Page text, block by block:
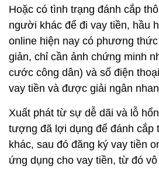
Hoặc có tình trạng đánh cắp
người khác để đi vay tiền, hầu
online hiện nay có phương
giản, chỉ cần ảnh chứng minh
cước công dân) và số điện
vay tiền và được giải ngân
Xuất phát từ sự dễ dãi và lỗ
tượng đã lợi dụng để đánh cắp
khác, sau đó đăng ký vay tiền
ứng dụng cho vay tiền, từ đó